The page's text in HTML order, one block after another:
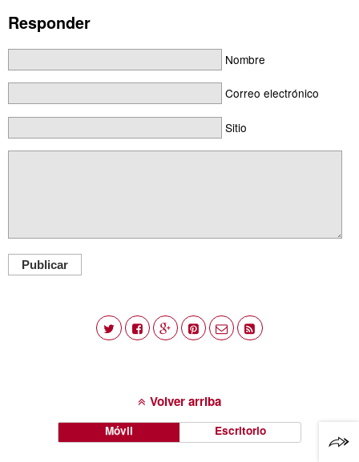
Responder
Nombre
Correo electrónico
Sitio
Publicar
Volver arriba
Móvil Escritorio